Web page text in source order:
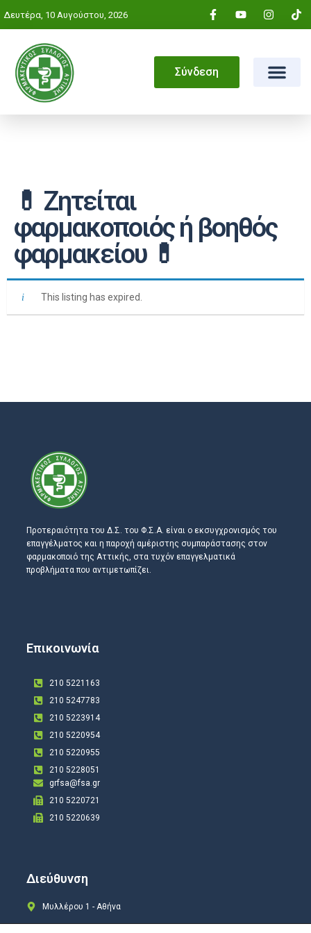
Δευτέρα, 10 Αυγούστου, 2026
Σύνδεση
💊 Ζητείται
φαρμακοποιός ή βοηθός
φαρμακείου 💊
This listing has expired.
Προτεραιότητα του Δ.Σ. του Φ.Σ.Α. είναι ο εκσυγχρονισμός του
επαγγέλματος και η παροχή αμέριστης συμπαράστασης στον
φαρμακοποιό της Αττικής, στα τυχόν επαγγελματικά
προβλήματα που αντιμετωπίζει.
Επικοινωνία
210 5221163
210 5247783
210 5223914
210 5220954
210 5220955
210 5228051
grfsa@fsa.gr
210 5220721
210 5220639
Διεύθυνση
Μυλλέρου 1 - Αθήνα